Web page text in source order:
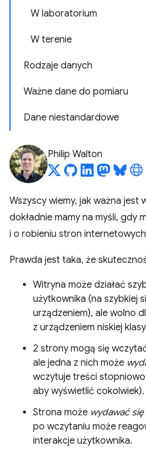
W laboratorium
W terenie
Rodzaje danych
Ważne dane do pomiaru
Dane niestandardowe
Philip Walton
Wszyscy wiemy, jak ważna jest
dokładnie mamy na myśli, gdy
i o robieniu stron internetowych
Prawda jest taka, że
Witryna może działać
użytkownika (na szybkiej
urządzeniem), ale wolno
z urządzeniem niskiej
2 strony mogą się
ale jedna z nich może
wczytuje treści
aby wyświetlić cokolwiek).
Strona może wydawać się
po wczytaniu może
interakcje użytkownika.